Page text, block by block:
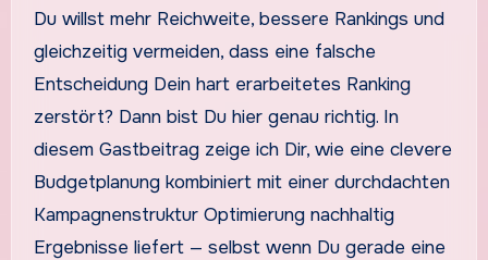
Du willst mehr Reichweite, bessere Rankings und
gleichzeitig vermeiden, dass eine falsche
Entscheidung Dein hart erarbeitetes Ranking
zerstört? Dann bist Du hier genau richtig. In
diesem Gastbeitrag zeige ich Dir, wie eine clevere
Budgetplanung kombiniert mit einer durchdachten
Kampagnenstruktur Optimierung nachhaltig
Ergebnisse liefert — selbst wenn Du gerade eine